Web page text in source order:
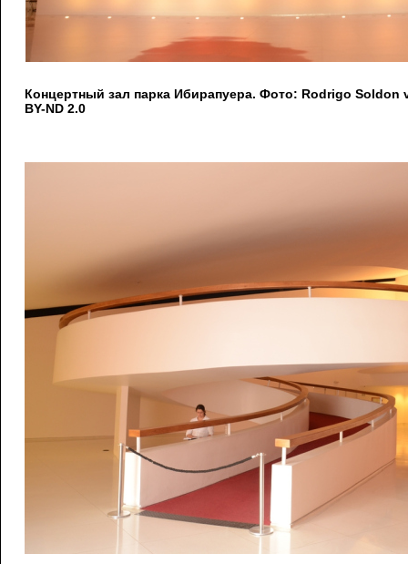
Концертный зал парка Ибирапуера. Фото: Rodrigo Soldon
BY-ND 2.0